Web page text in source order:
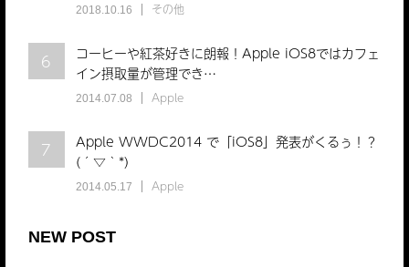
2018.10.16 その他
6
コーヒーや紅茶好きに朗報！Apple iOS8ではカフェ
イン摂取量が管理でき…
2014.07.08 Apple
7
Apple WWDC2014 で「iOS8」発表がくるぅ！？
(´▽｀*)
2014.05.17 Apple
NEW POST